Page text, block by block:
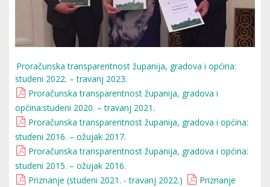
Proračunska transparentnost županija, gradova i općina:
studeni 2022. – travanj 2023.
Proračunska transparentnost županija, gradova i
općina:studeni 2020. – travanj 2021.
Proračunska transparentnost županija, gradova i općina:
studeni 2016. – ožujak 2017.
Proračunska transparentnost županija, gradova i općina:
studeni 2015. – ožujak 2016.
Priznanje (studeni 2021. - travanj 2022.)
Priznanje